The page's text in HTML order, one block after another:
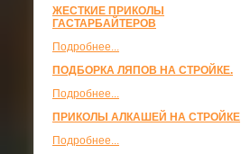
ЖЕСТКИЕ ПРИКОЛЫ
ГАСТАРБАЙТЕРОВ
Подробнее...
ПОДБОРКА ЛЯПОВ НА СТРОЙКЕ.
Подробнее...
ПРИКОЛЫ АЛКАШЕЙ НА СТРОЙКЕ
Подробнее...